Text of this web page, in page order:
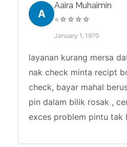
A
Aaira Muhaimin
⭐☆☆☆☆
January 1, 1970
layanan kurang mersa
nak check minta recipt
check, bayar mahal
pin dalam bilik rosak ,
exces problem pintu tak